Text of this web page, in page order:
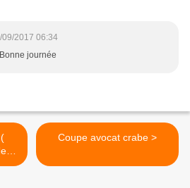
09/2017 06:34
journée
Coupe avocat crabe >